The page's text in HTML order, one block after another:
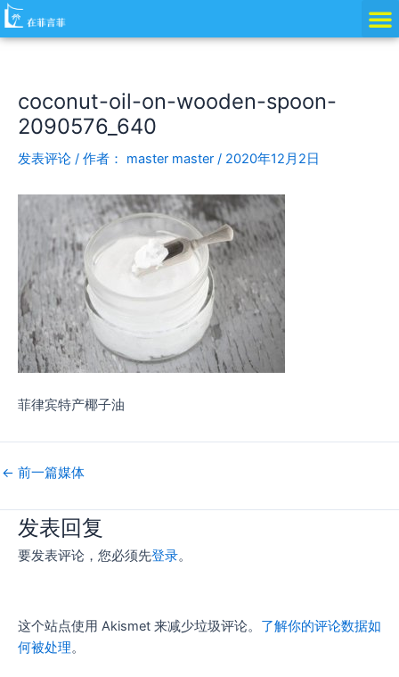
跳
至
coconut-oil-on-wooden-spoon-
2090576_640
发表评论 / 作者： master master / 2020年12月2日
菲律宾特产椰子油
Post
navigation
← 前一篇媒体
发表回复
要发表评论，您必须先登录。
这个站点使用 Akismet 来减少垃圾评论。 了解你的评论数据如
何被处理。